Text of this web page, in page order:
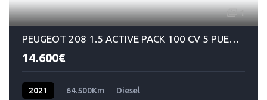
1
PEUGEOT 208 1.5 ACTIVE PACK 100 CV 5 PUERTAS DIESEL MT
14.600€
2021 64.500Km Diesel